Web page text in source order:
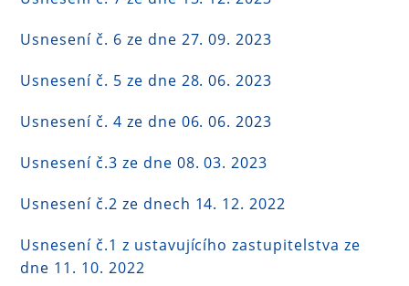
Usnesení č. 6 ze dne 27. 09. 2023
Usnesení č. 5 ze dne 28. 06. 2023
Usnesení č. 4 ze dne 06. 06. 2023
Usnesení č.3 ze dne 08. 03. 2023
Usnesení č.2 ze dnech 14. 12. 2022
Usnesení č.1 z ustavujícího zastupitelstva ze
dne 11. 10. 2022